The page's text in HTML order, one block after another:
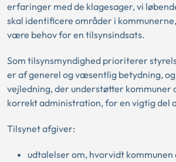
erfaringer med de klagesager, vi
skal identificere områder i
være behov for en tilsynsindsats.
Som tilsynsmyndighed prioriterer
er af generel og væsentlig betydning,
vejledning, der understøtter kommuner
korrekt administration, for en vigtig del
Tilsynet afgiver:
udtalelser om, hvorvidt